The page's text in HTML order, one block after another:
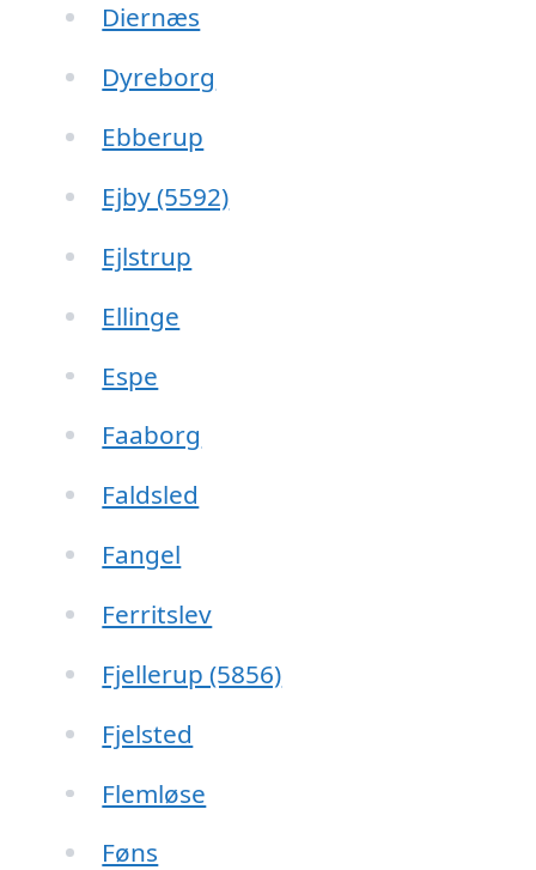
Diernæs
Dyreborg
Ebberup
Ejby (5592)
Ejlstrup
Ellinge
Espe
Faaborg
Faldsled
Fangel
Ferritslev
Fjellerup (5856)
Fjelsted
Flemløse
Føns